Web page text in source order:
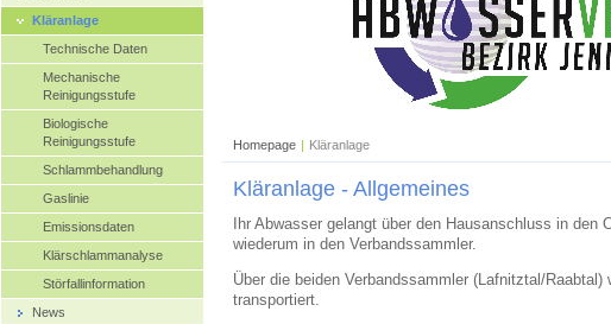
Homepage | Kläranlage
Kläranlage - Allgemeines
Ihr Abwasser gelangt über den Hausanschluss in den
wiederum in den Verbandssammler.
Über die beiden Verbandssammler (Lafnitztal/
transportiert.
Kläranlage
Technische Daten
Mechanische
Reinigungsstufe
Biologische
Reinigungsstufe
Schlammbehandlung
Gaslinie
Emissionsdaten
Klärschlammanalyse
Störfallinformation
News